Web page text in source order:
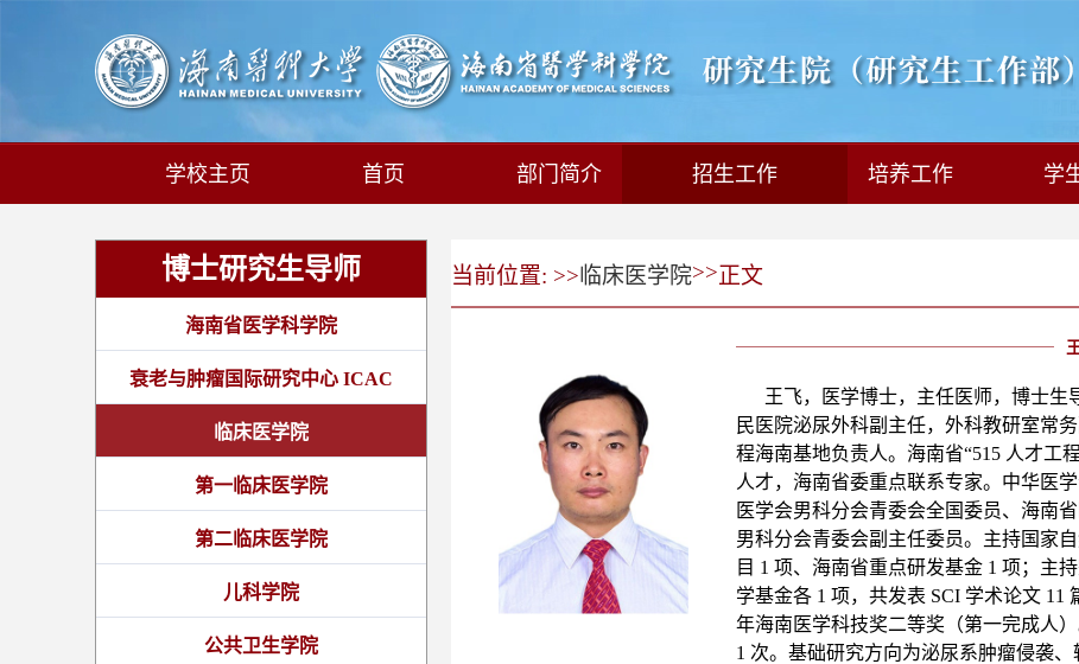
学校主页 首页 部门简介 招生工作 培养工作 学
博士研究生导师
海南省医学科学院
衰老与肿瘤国际研究中心 ICAC
临床医学院
第一临床医学院
第二临床医学院
儿科学院
公共卫生学院
当前位置: >>临床医学院>>正文
王飞，
医学博士，主任医师，博士生
民医院泌尿外科副主任，外科教研室常
程海南基地负责人。海南省“515 人才工
人才，海南省委重点联系专家。中华医
医学会男科分会青委会全国委员、海南
男科分会青委会副主任委员。主持国家
目 1 项、海南省重点研发基金 1 项；主
学基金各 1 项，共发表 SCI 学术论文 11
年海南医学科技奖二等奖（第一完成人
1 次。基础研究方向为泌尿系肿瘤侵袭